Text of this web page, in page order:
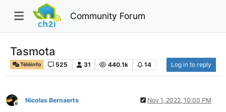
Community Forum
Tasmota
Téléinfo 525 31 440.1k 14 Log in to reply
Offline
Nicolas Bernaerts Nov 1, 2022, 10:00 PM